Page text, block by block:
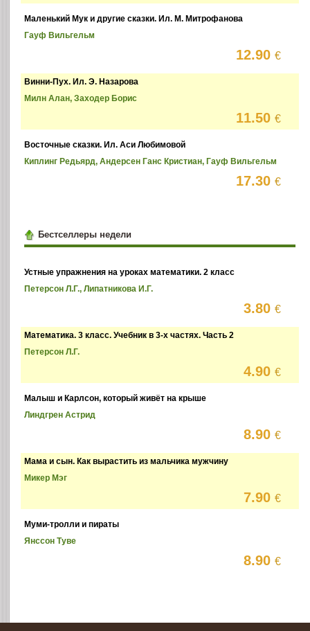
Маленький Мук и другие сказки. Ил. М. Митрофанова
Гауф Вильгельм
12.90€
Винни-Пух. Ил. Э. Назарова
Милн Алан, Заходер Борис
11.50€
Восточные сказки. Ил. Аси Любимовой
Киплинг Редьярд, Андерсен Ганс Кристиан, Гауф Вильгельм
17.30€
Бестселлеры недели
Устные упражнения на уроках математики. 2 класс
Петерсон Л.Г., Липатникова И.Г.
3.80€
Математика. 3 класс. Учебник в 3-х частях. Часть 2
Петерсон Л.Г.
4.90€
Малыш и Карлсон, который живёт на крыше
Линдгрен Астрид
8.90€
Мама и сын. Как вырастить из мальчика мужчину
Микер Мэг
7.90€
Муми-тролли и пираты
Янссон Туве
8.90€